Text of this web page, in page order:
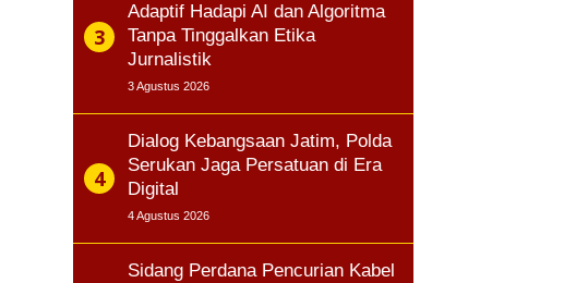
Adaptif Hadapi AI dan Algoritma
Tanpa Tinggalkan Etika
Jurnalistik
3 Agustus 2026
Dialog Kebangsaan Jatim, Polda
Serukan Jaga Persatuan di Era
Digital
4 Agustus 2026
Sidang Perdana Pencurian Kabel